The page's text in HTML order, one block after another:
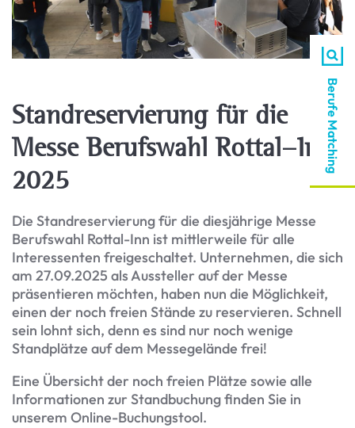
Berufe Matching
Standreservierung für die
Messe Berufswahl Rottal-Inn
2025
Die Standreservierung für die diesjährige Messe
Berufswahl Rottal-Inn ist mittlerweile für alle
Interessenten freigeschaltet. Unternehmen, die sich
am 27.09.2025 als Aussteller auf der Messe
präsentieren möchten, haben nun die Möglichkeit,
einen der noch freien Stände zu reservieren. Schnell
sein lohnt sich, denn es sind nur noch wenige
Standplätze auf dem Messegelände frei!
Eine Übersicht der noch freien Plätze sowie alle
Informationen zur Standbuchung finden Sie in
unserem Online-Buchungstool.